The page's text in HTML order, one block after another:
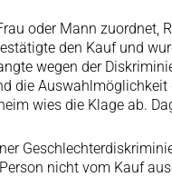
oder Mann zuordnet,
den Kauf und
wegen der
Auswahlmöglichkeit
wies die Klage ab.
nicht vom Kauf